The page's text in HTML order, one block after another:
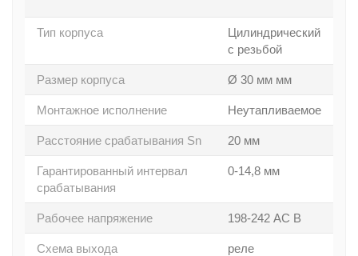
Тип корпуса
Цилиндрический
с резьбой
Размер корпуса Ø 30 мм мм
Монтажное исполнение Неутапливаемое
Расстояние срабатывания Sn 20 мм
Гарантированный интервал
срабатывания
0-14,8 мм
Рабочее напряжение 198-242 АС В
Схема выхода реле